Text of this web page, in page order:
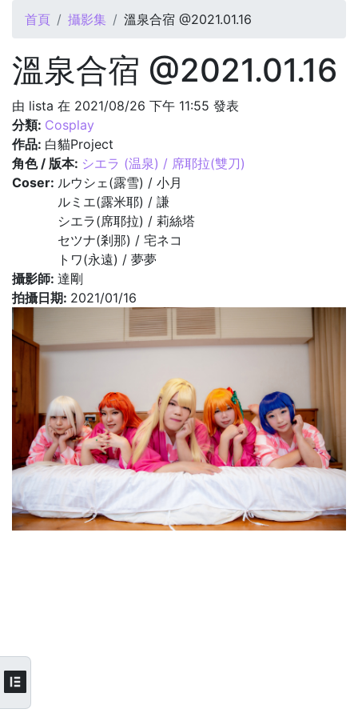
您在這裡
首頁 攝影集 溫泉合宿 @2021.01.16
溫泉合宿 @2021.01.16
由 lista 在 2021/08/26 下午 11:55 發表
分類: Cosplay
作品: 白貓Project
角色 / 版本: シエラ (温泉) / 席耶拉(雙刀)
Coser: ルウシェ(露雪) / 小月
ルミエ(露米耶) / 謙
シエラ(席耶拉) / 莉絲塔
セツナ(剎那) / 宅ネコ
トワ(永遠) / 夢夢
攝影師: 達剛
拍攝日期: 2021/01/16